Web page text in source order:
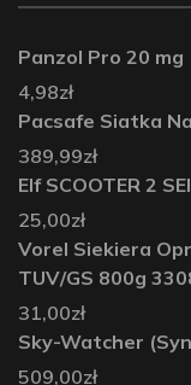
Panzol Pro 20 mg
4,98zł
Pacsafe Siatka
389,99zł
Elf SCOOTER 2
25,00zł
Vorel Siekiera
TUV/GS 800g
31,00zł
Sky-Watcher
509,00zł